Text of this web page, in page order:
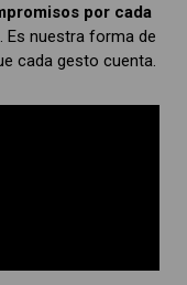
por cada
Es nuestra forma de
cada gesto cuenta.